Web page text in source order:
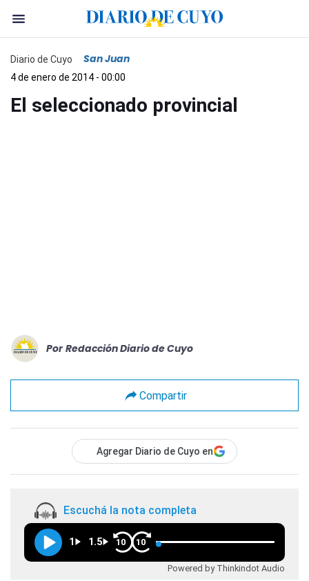
Diario de Cuyo San Juan
4 de enero de 2014 - 00:00
El seleccionado provincial
Por Redacción Diario de Cuyo
Compartir
Agregar Diario de Cuyo en
Escuchá la nota completa
1 1.5 10 10
Powered by Thinkindot Audio